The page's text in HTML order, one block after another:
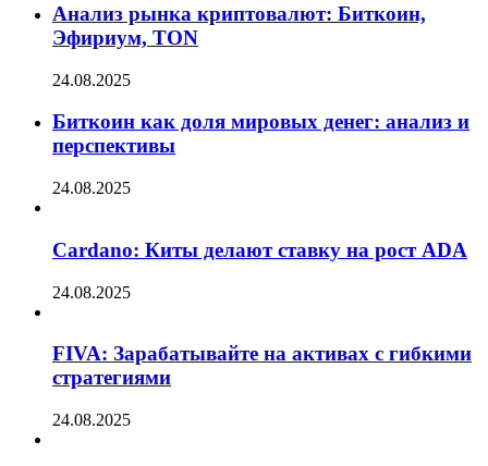
Анализ рынка криптовалют: Биткоин,
Эфириум, TON
24.08.2025
Биткоин как доля мировых денег: анализ и
перспективы
24.08.2025
Cardano: Киты делают ставку на рост ADA
24.08.2025
FIVA: Зарабатывайте на активах с гибкими
стратегиями
24.08.2025